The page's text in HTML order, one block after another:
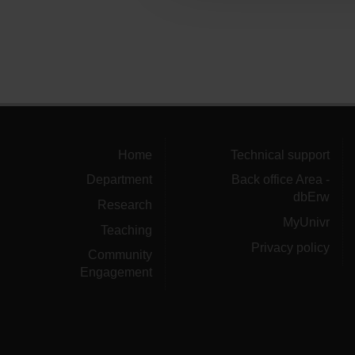
Home
Department
Research
Teaching
Community
Engagement
Technical support
Back office Area -
dbErw
MyUnivr
Privacy policy